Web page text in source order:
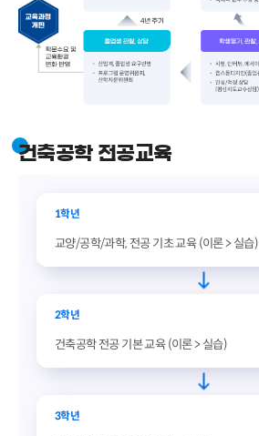
건축공학 전공교육
1학년
교양/공학/과학, 전공 기초 교육 (이론 > 실습)
2학년
건축공학 전공 기본 교육 (이론 > 실습)
3학년